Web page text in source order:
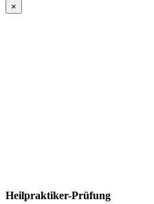
×
Heilpraktiker-Prüfung